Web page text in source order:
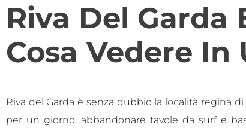
Riva Del Garda
Cosa Vedere In
Riva del Garda è senza dubbio la località regina
per un giorno, abbandonare tavole da surf e